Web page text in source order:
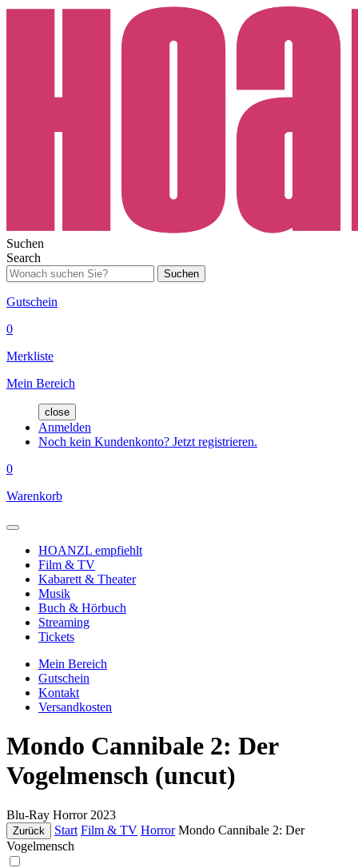
Suchen
Search
Suchen
Gutschein
0
Merkliste
Mein Bereich
close
Anmelden
Noch kein Kundenkonto? Jetzt registrieren.
0
Warenkorb
HOANZL empfiehlt
Film & TV
Kabarett & Theater
Musik
Buch & Hörbuch
Streaming
Tickets
Mein Bereich
Gutschein
Kontakt
Versandkosten
Mondo Cannibale 2: Der
Vogelmensch (uncut)
Blu-Ray Horror 2023
Zurück Start Film & TV Horror Mondo Cannibale 2: Der
Vogelmensch